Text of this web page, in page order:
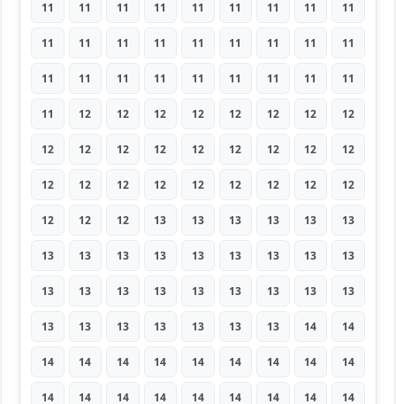
11 11 11 11 11 11 11 11 11
11 11 11 11 11 11 11 11 11
11 11 11 11 11 11 11 11 11
11 12 12 12 12 12 12 12 12
12 12 12 12 12 12 12 12 12
12 12 12 12 12 12 12 12 12
12 12 12 13 13 13 13 13 13
13 13 13 13 13 13 13 13 13
13 13 13 13 13 13 13 13 13
13 13 13 13 13 13 13 14 14
14 14 14 14 14 14 14 14 14
14 14 14 14 14 14 14 14 14